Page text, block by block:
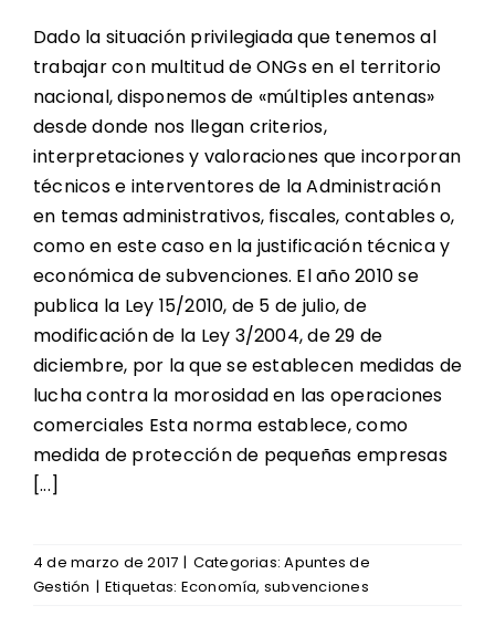
Dado la situación privilegiada que tenemos al
trabajar con multitud de ONGs en el territorio
nacional, disponemos de «múltiples antenas»
desde donde nos llegan criterios,
interpretaciones y valoraciones que incorporan
técnicos e interventores de la Administración
en temas administrativos, fiscales, contables o,
como en este caso en la justificación técnica y
económica de subvenciones. El año 2010 se
publica la Ley 15/2010, de 5 de julio, de
modificación de la Ley 3/2004, de 29 de
diciembre, por la que se establecen medidas de
lucha contra la morosidad en las operaciones
comerciales Esta norma establece, como
medida de protección de pequeñas empresas
[...]
4 de marzo de 2017 | Categorias:Apuntes de
Gestión | Etiquetas: Economía, subvenciones